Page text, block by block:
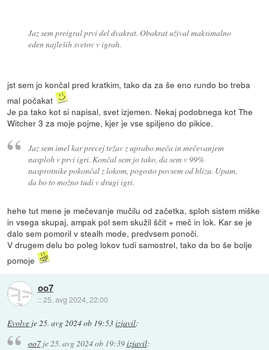
Jaz sem preigral prvi del dvakrat. Obakrat užival maksimalno
eden najleših svetov v igrah.
jst sem jo končal pred kratkim, tako da za še eno rundo bo treba
mal počakat
Je pa tako kot si napisal, svet izjemen. Nekaj podobnega kot The
Witcher 3 za moje pojme, kjer je vse spiljeno do pikice.
Jaz sem imel kar precej težav z uprabo meča in mečevanjem
nasploh v prvi igri. Končal sem jo tako, da sem v 99%
nasprotnike pokončal z lokom, pogosto povsem od blizu. Upam,
da bo to možno tudi v drugi igri.
hehe tut mene je mečevanje mučilu od začetka, sploh sistem miške
in vsega skupaj, ampak pol sem skužil ščit + meč in lok. Kar se je
dalo sem pomoril v stealh mode, predvsem ponoči.
V drugem delu bo poleg lokov tudi samostrel, tako da bo še bolje
pomoje
oo7
::25. avg 2024, 22:00
Evolve je25. avg 2024 ob 19:53izjavil:
oo7je25. avg 2024 ob 19:39izjavil: